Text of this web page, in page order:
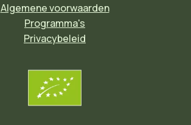
Algemene voorwaarden
Programma's
Privacybeleid